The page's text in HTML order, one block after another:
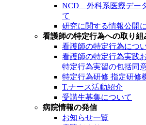
NCD 外科系医療デー
て
研究に関する情報公開
看護師の特定行為への取り組
看護師の特定行為につ
看護師の特定行為実践
特定行為実習の包括同
特定行為研修 指定研修
T.ナース活動紹介
受講生募集について
病院情報の発信
お知らせ一覧